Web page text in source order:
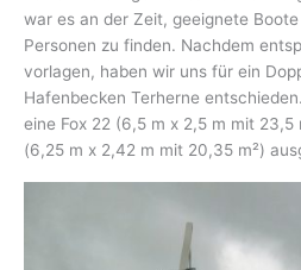
war es an der Zeit, geeignete
Personen zu finden. Nachdem
vorlagen, haben wir uns für ein
Hafenbecken Terherne
eine Fox 22 (6,5 m x 2,5 m mit 23,5
(6,25 m x 2,42 m mit 20,35 m²)